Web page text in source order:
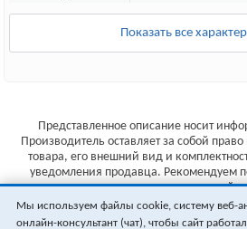
Показать все
Представленное описание носит
Производитель оставляет за собой
товара, его внешний вид и
уведомления продавца. Рекомендуем
характеристики товара на
Указанные цены не являются
Мы используем файлы cookie, систему веб-
онлайн-консультант (чат), чтобы сайт